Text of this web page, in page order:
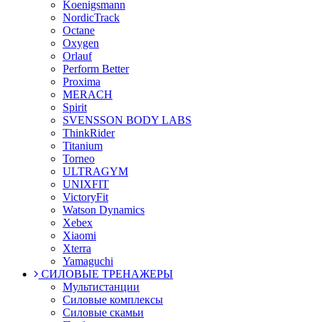
Koenigsmann
NordicTrack
Octane
Oxygen
Orlauf
Perform Better
Proxima
MERACH
Spirit
SVENSSON BODY LABS
ThinkRider
Titanium
Torneo
ULTRAGYM
UNIXFIT
VictoryFit
Watson Dynamics
Xebex
Xiaomi
Xterra
Yamaguchi
СИЛОВЫЕ ТРЕНАЖЕРЫ
Мультистанции
Силовые комплексы
Силовые скамьи